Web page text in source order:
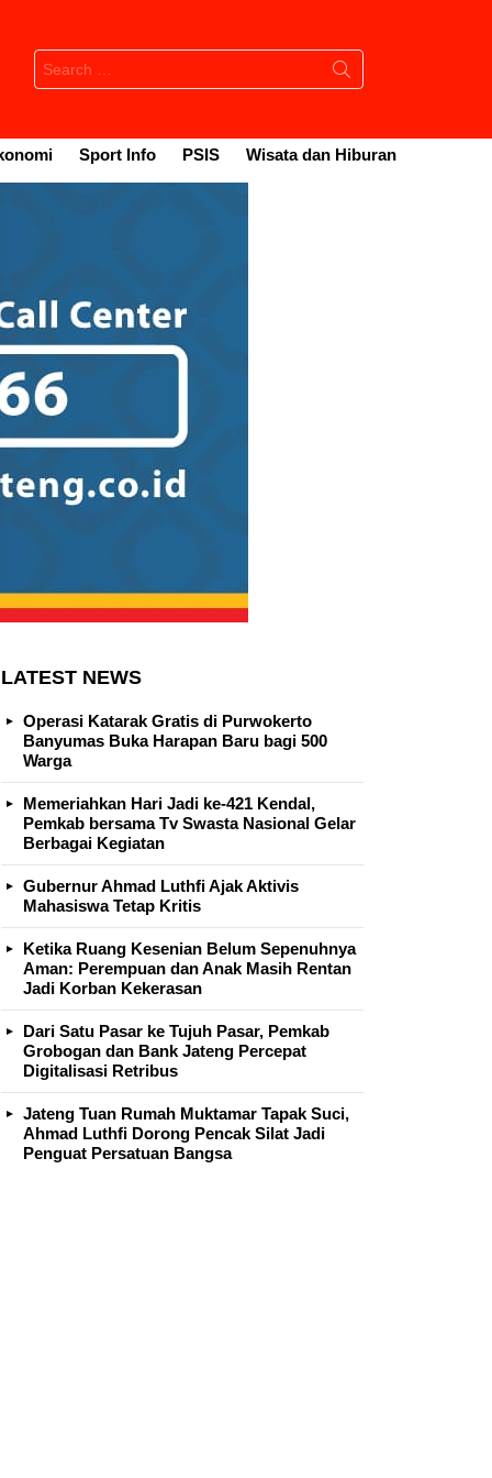
Search
for:
Sport Info PSIS Wisata dan Hiburan
LATEST NEWS
Operasi Katarak Gratis di Purwokerto
Banyumas Buka Harapan Baru bagi 500
Warga
Memeriahkan Hari Jadi ke-421 Kendal,
Pemkab bersama Tv Swasta Nasional Gelar
Berbagai Kegiatan
Gubernur Ahmad Luthfi Ajak Aktivis
Mahasiswa Tetap Kritis
Ketika Ruang Kesenian Belum Sepenuhnya
Aman: Perempuan dan Anak Masih Rentan
Jadi Korban Kekerasan
Dari Satu Pasar ke Tujuh Pasar, Pemkab
Grobogan dan Bank Jateng Percepat
Digitalisasi Retribus
Jateng Tuan Rumah Muktamar Tapak Suci,
Ahmad Luthfi Dorong Pencak Silat Jadi
Penguat Persatuan Bangsa